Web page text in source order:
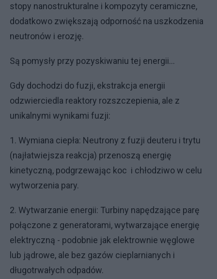
stopy nanostrukturalne i kompozyty ceramiczne,
dodatkowo zwiększają odporność na uszkodzenia
neutronów i erozję.
Są pomysły przy pozyskiwaniu tej energii...
Gdy dochodzi do fuzji, ekstrakcja energii
odzwierciedla reaktory rozszczepienia, ale z
unikalnymi wynikami fuzji:
1. Wymiana ciepła: Neutrony z fuzji deuteru i trytu
(najłatwiejsza reakcja) przenoszą energię
kinetyczną, podgrzewając koc i chłodziwo w celu
wytworzenia pary.
2. Wytwarzanie energii: Turbiny napędzające parę
połączone z generatorami, wytwarzające energię
elektryczną - podobnie jak elektrownie węglowe
lub jądrowe, ale bez gazów cieplarnianych i
długotrwałych odpadów.